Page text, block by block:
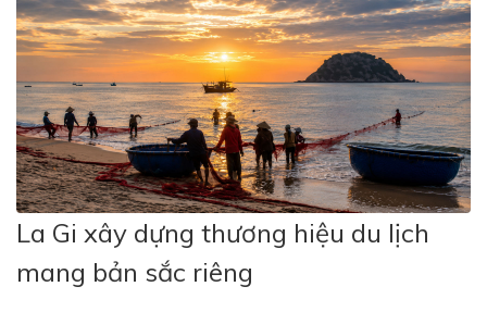
La Gi xây dựng thương hiệu du lịch
mang bản sắc riêng